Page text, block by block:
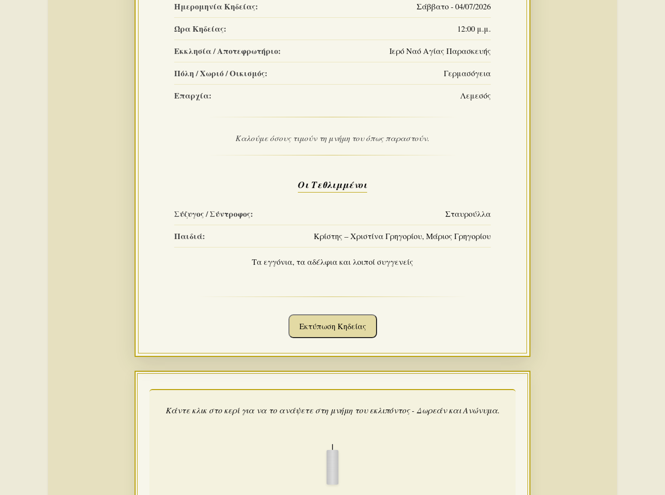
Ημερομηνία Κηδείας: Σάββατο - 04/07/2026
Ώρα Κηδείας: 12:00 μ.μ.
Εκκλησία / Αποτεφρωτήριο: Ιερό Ναό Αγίας Παρασκευής
Πόλη / Χωριό / Οικισμός: Γερμασόγεια
Επαρχία: Λεμεσός
Καλούμε όσους τιμούν τη μνήμη του όπως παραστούν.
Οι Τεθλιμμένοι
Σύζυγος / Σύντροφος: Σταυρούλλα
Παιδιά: Κρίστης – Χριστίνα Γρηγορίου, Μάριος Γρηγορίου
Τα εγγόνια, τα αδέλφια και λοιποί συγγενείς
Εκτύπωση Κηδείας
Κάντε κλικ στο κερί για να το ανάψετε στη μνήμη του εκλιπόντος - Δωρεάν και Ανώνυμα.